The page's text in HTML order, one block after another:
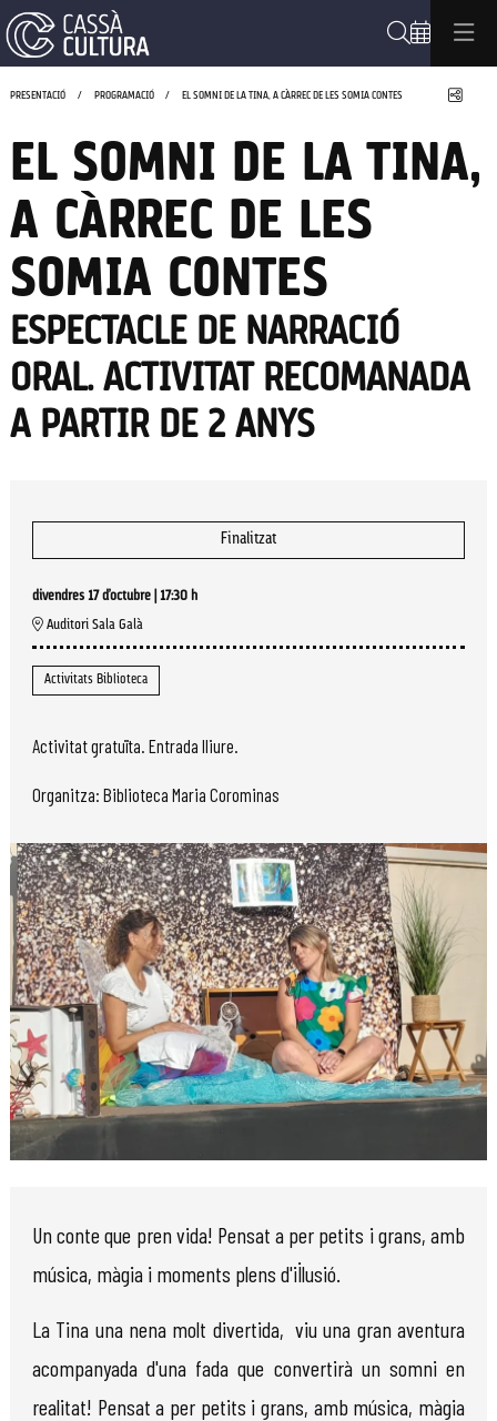
PRESENTACIÓ PROGRAMACIÓ EL SOMNI DE LA TINA, A CÀRREC DE LES SOMIA CONTES
EL SOMNI DE LA TINA,
A CÀRREC DE LES
SOMIA CONTES
ESPECTACLE DE NARRACIÓ
ORAL. ACTIVITAT RECOMANADA
A PARTIR DE 2 ANYS
Finalitzat
divendres 17 d’octubre
17:30 h
Auditori Sala Galà
Activitats Biblioteca
Activitat gratuïta. Entrada lliure.
Organitza: Biblioteca Maria Corominas
Un conte que pren vida! Pensat a per petits i grans, amb
música, màgia i moments plens d'il·lusió.
La Tina una nena molt divertida, viu una gran aventura
acompanyada d'una fada que convertirà un somni en
realitat! Pensat a per petits i grans, amb música, màgia